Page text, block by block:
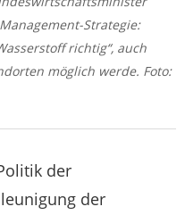
Strategie:
richtig“, auch
möglich werde. Foto:
der
der